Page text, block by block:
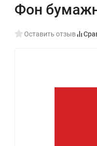
Фон
Оставить отзыв